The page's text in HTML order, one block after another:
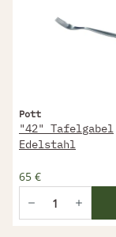
Pott
"42" Tafelgabel
Edelstahl
65 €